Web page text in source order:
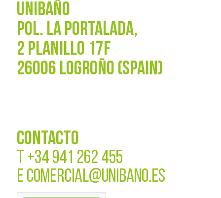
UNIBAÑO
POL. La Portalada,
2 PLANILLO 17F
26006 LOGROÑO (SPAIN)
CONTACTO
T +34 941 262 455
E COMERCIAL@UNIBANO.ES